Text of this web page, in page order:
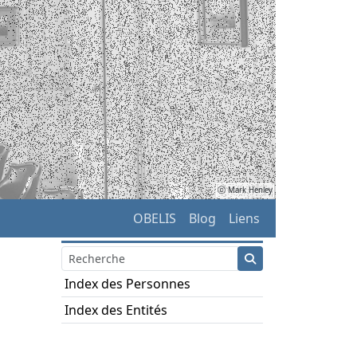
ⓒ Mark Henley
OBELIS Blog Liens
Index des Personnes
Index des Entités